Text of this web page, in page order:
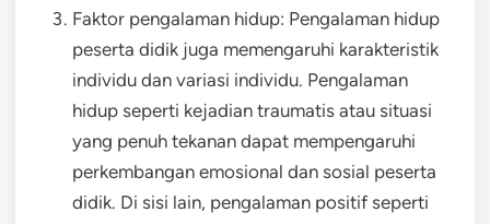
Faktor pengalaman hidup: Pengalaman hidup
peserta didik juga memengaruhi karakteristik
individu dan variasi individu. Pengalaman
hidup seperti kejadian traumatis atau situasi
yang penuh tekanan dapat mempengaruhi
perkembangan emosional dan sosial peserta
didik. Di sisi lain, pengalaman positif seperti